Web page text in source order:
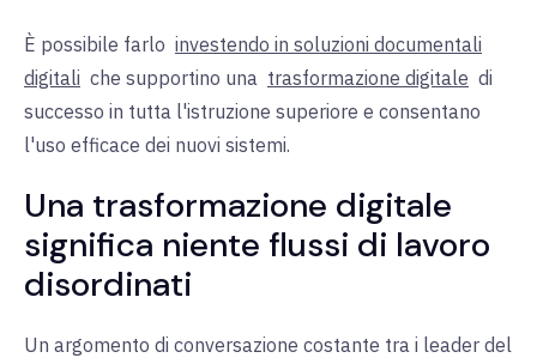
È possibile farlo investendo in soluzioni documentali
digitali che supportino una trasformazione digitale di
successo in tutta l'istruzione superiore e consentano
l'uso efficace dei nuovi sistemi.
Una trasformazione digitale
significa niente flussi di lavoro
disordinati
Un argomento di conversazione costante tra i leader del